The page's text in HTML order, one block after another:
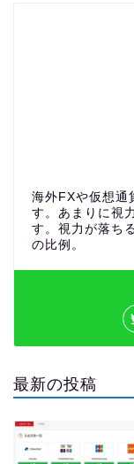
海外FXや仮想通
す。あまりに視
す。視力が落ち
の比例。
最新の投稿